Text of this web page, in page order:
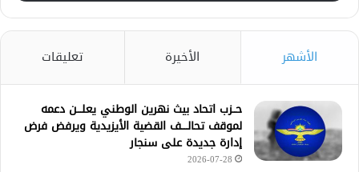
الأشهر الأخيرة تعليقات
حــزب اتحاد بيث نهرين الوطني يعلـــن دعمه
لموقف تحالــــف القضية الأيزيدية ويرفض فرض
إدارة جديدة على سنجار
2026-07-28